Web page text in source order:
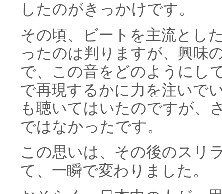
したのがきっかけです。
その頃、ビートを主流とし
ったのは判りますが、興味
で、この音をどのようにし
で再現するかに力を注いで
も聴いてはいたのですが、
ではなかったです。
この思いは、その後のスリ
て、一瞬で変わりました。